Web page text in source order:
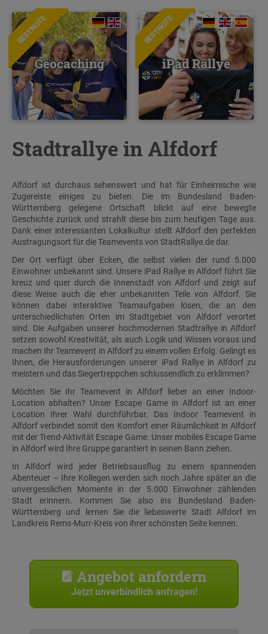
BESTNOTE
Geocaching
BESTNOTE
iPad Rallye
Stadtrallye in Alfdorf
Alfdorf ist durchaus sehenswert und hat für Einheimische wie
Zugereiste einiges zu bieten. Die im Bundesland Baden-
Württemberg gelegene Ortschaft blickt auf eine bewegte
Geschichte zurück und strahlt diese bis zum heutigen Tage aus.
Dank einer interessanten Lokalkultur stellt Alfdorf den perfekten
Austragungsort für die Teamevents von StadtRallye.de dar.
Der Ort verfügt über Ecken, die selbst vielen der rund 5.000
Einwohner unbekannt sind. Unsere iPad Rallye in Alfdorf führt Sie
kreuz und quer durch die Innenstadt von Alfdorf und zeigt auf
diese Weise auch die eher unbekannten Teile von Alfdorf. Sie
können dabei interaktive Teamaufgaben lösen, die an den
unterschiedlichsten Orten im Stadtgebiet von Alfdorf verortet
sind. Die Aufgaben unserer hochmodernen Stadtrallye in Alfdorf
setzen sowohl Kreativität, als auch Logik und Wissen voraus und
machen Ihr Teamevent in Alfdorf zu einem vollen Erfolg. Gelingt es
Ihnen, die Herausforderungen unserer iPad Rallye in Alfdorf zu
meistern und das Siegertreppchen schlussendlich zu erklimmen?
Möchten Sie Ihr Teamevent in Alfdorf lieber an einer Indoor-
Location abhalten? Unser Escape Game in Alfdorf ist an einer
Location Ihrer Wahl durchführbar. Das Indoor Teamevent in
Alfdorf verbindet somit den Komfort einer Räumlichkeit in Alfdorf
mit der Trend-Aktivität Escape Game. Unser mobiles Escape Game
in Alfdorf wird Ihre Gruppe garantiert in seinen Bann ziehen.
In Alfdorf wird jeder Betriebsausflug zu einem spannenden
Abenteuer – Ihre Kollegen werden sich noch Jahre später an die
unvergesslichen Momente in der 5.000 Einwohner zählenden
Stadt erinnern. Kommen Sie also ins Bundesland Baden-
Württemberg und lernen Sie die liebeswerte Stadt Alfdorf im
Landkreis Rems-Murr-Kreis von ihrer schönsten Seite kennen.
Angebot anfordern
Jetzt unverbindlich anfragen!